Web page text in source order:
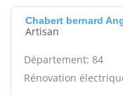
Chabert bernard
Artisan
Département: 84
Rénovation